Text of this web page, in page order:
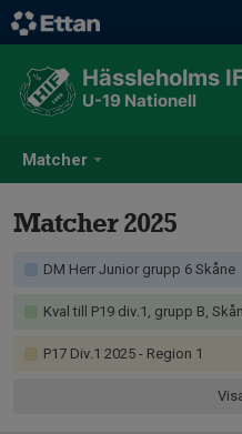
Matcher
Hässleholms
U-19 Nationell
Matcher 2025
DM Herr Junior grupp 6 Skåne
Kval till P19 div.1, grupp B,
P17 Div.1 2025 - Region 1